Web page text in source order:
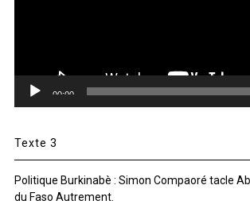
00:00
Texte 3
Politique Burkinabè : Simon Compaoré tacle
du Faso Autrement.